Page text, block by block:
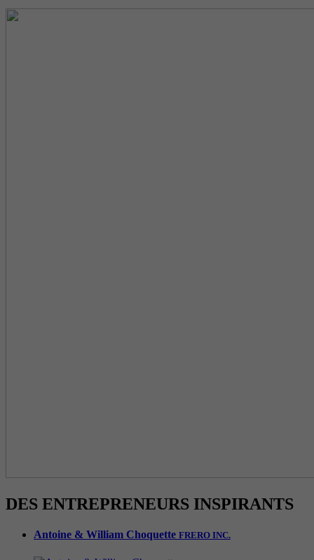
DES ENTREPRENEURS INSPIRANTS
Antoine & William Choquette FRERO INC.